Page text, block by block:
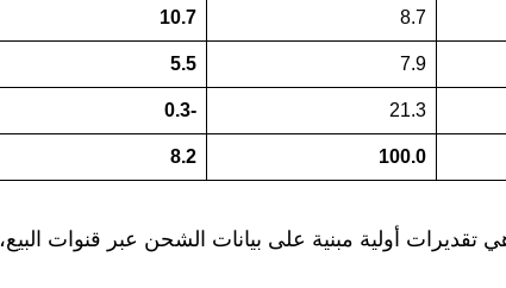
8.7
10.7
7.9
5.5
21.3
-0.3
100.0
8.2
تقديرات أولية مبنية على بيانات الشحن عبر قنوات البيع،